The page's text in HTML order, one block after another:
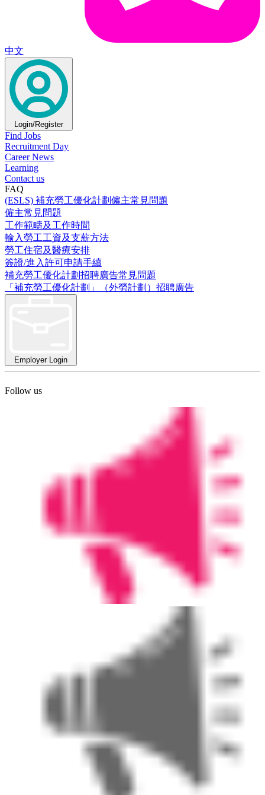
中文
Login/Register
Find Jobs
Recruitment Day
Career News
Learning
Contact us
FAQ
(ESLS) 補充勞工優化計劃僱主常見問題
僱主常見問題
工作範疇及工作時間
輸入勞工工資及支薪方法
勞工住宿及醫療安排
簽證/進入許可申請手續
補充勞工優化計劃招聘廣告常見問題
「補充勞工優化計劃」（外勞計劃）招聘廣告
Employer Login
Follow us